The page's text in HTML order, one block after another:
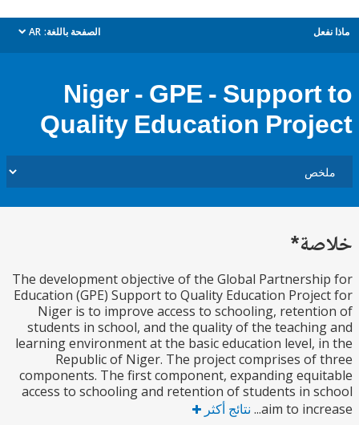
الصفحة باللغة: AR
dropdown
Niger - GPE -
Quality Education
The development objective of the Global
Education (GPE) Support to Quality Education
Niger is to improve access to schooling,
students in school, and the quality of the
learning environment at the basic education level,
Republic of Niger. The project comprises
components. The first component, expanding
access to schooling and retention of students in
aim to
نتائج أكثر